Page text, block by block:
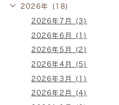
2026年 (18)
2026年7月 (3)
2026年6月 (1)
2026年5月 (2)
2026年4月 (5)
2026年3月 (1)
2026年2月 (4)